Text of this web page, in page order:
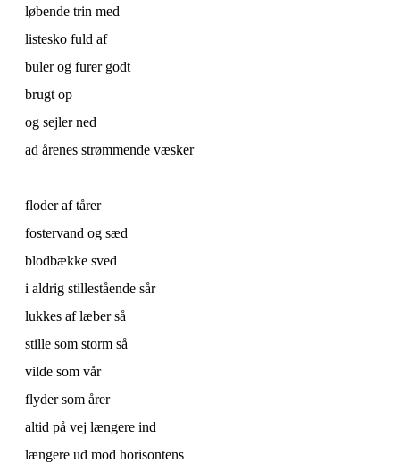
løbende trin med
listesko fuld af
buler og furer godt
brugt op
og sejler ned
ad årenes strømmende væsker
floder af tårer
fostervand og sæd
blodbække sved
i aldrig stillestående sår
lukkes af læber så
stille som storm så
vilde som vår
flyder som årer
altid på vej længere ind
længere ud mod horisontens